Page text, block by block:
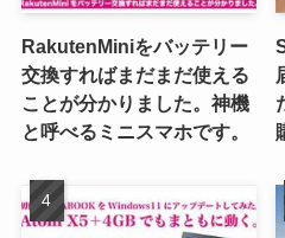
RakutenMiniをバッテリー
交換すればまだまだ使える
ことが分かりました。神機
と呼べるミニスマホです。